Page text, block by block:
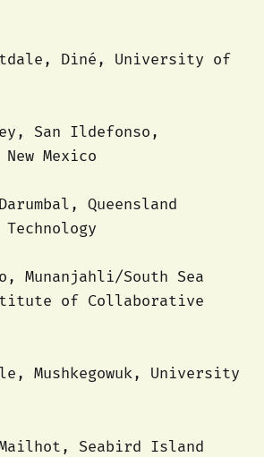
Diné, University of
San Ildefonso,
Mexico
Queensland
Munanjahli/South Sea
of Collaborative
Mushkegowuk, University
Seabird Island